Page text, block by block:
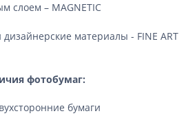
слоем – MAGNETIC
материалы - FINE ART
фотобумаг:
бумаги